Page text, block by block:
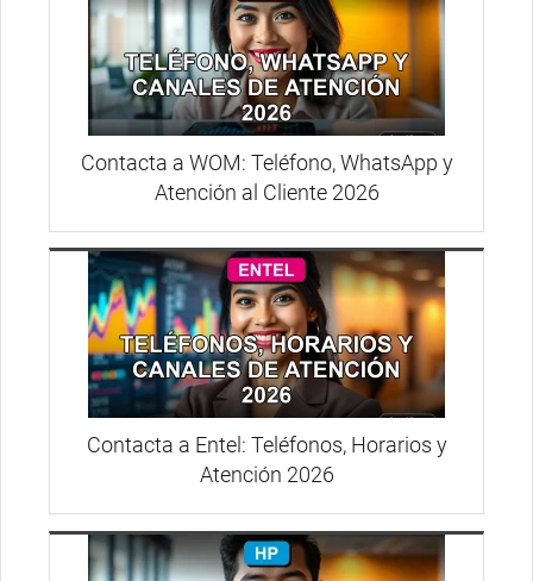
Contacta a WOM: Teléfono, WhatsApp y
Atención al Cliente 2026
Contacta a Entel: Teléfonos, Horarios y
Atención 2026